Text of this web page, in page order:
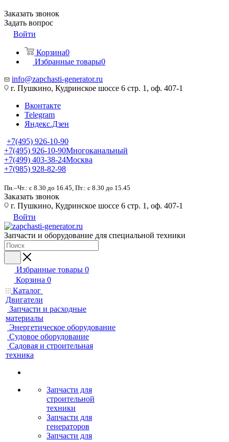
Заказать звонок
Задать вопрос
Войти
Корзина0
Избранные товары0
info@zapchasti-generator.ru
г. Пушкино, Кудринское шоссе 6 стр. 1, оф. 407-1
Вконтакте
Telegram
Яндекс.Дзен
+7(495) 926-10-90
+7(495) 926-10-90Многоканальный
+7(499) 403-38-24Москва
+7(985) 928-82-98
Пн.–Чт.: с 8.30 до 16.45, Пт.: с 8.30 до 15.45
Заказать звонок
г. Пушкино, Кудринское шоссе 6 стр. 1, оф. 407-1
Войти
Запчасти и оборудование для специальной техники
Избранные товары 0
Корзина 0
Каталог
Двигатели
Запчасти и расходные
материалы
Энергетическое оборудование
Судовое оборудование
Садовая и строительная
техника
Запчасти для
строительной
техники
Запчасти для
генераторов
Запчасти для